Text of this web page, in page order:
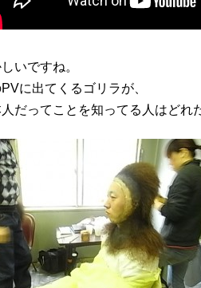
いですね。
に出てくるゴリラが、
だってことを知ってる人はどれ